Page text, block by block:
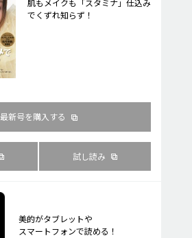
肌もメイクも「スタミナ」仕込み
でくずれ知らず！
最新号を購入する
試し読み
美的がタブレットや
スマートフォンで読める！